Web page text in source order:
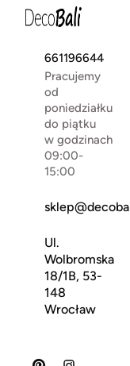
661196644
Pracujemy
od
poniedziałku
do piątku
w godzinach
09:00-
15:00
Ul.
Wolbromska
18/1B, 53-
148
Wrocław